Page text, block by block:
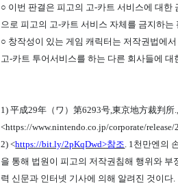
○ 이번 판결은 피고의 고-카트 서비스에 대한
으로 피고의 고-카트 서비스 자체를 금지하는
○ 창작성이 있는 게임 캐릭터는 저작권법에
고-카트 투어서비스를 하는 다른 회사들에
1) 平成29年（ワ）第6293号,東京地方裁判所.,
<https://www.nintendo.co.jp/corporate/
2) <https://bit.ly/2pKqDwd>참조. 1천만엔의
을 통해 법원이 피고의 저작권침해 행위와
력 신문과 인터넷 기사에 의해 알려진 것이다.